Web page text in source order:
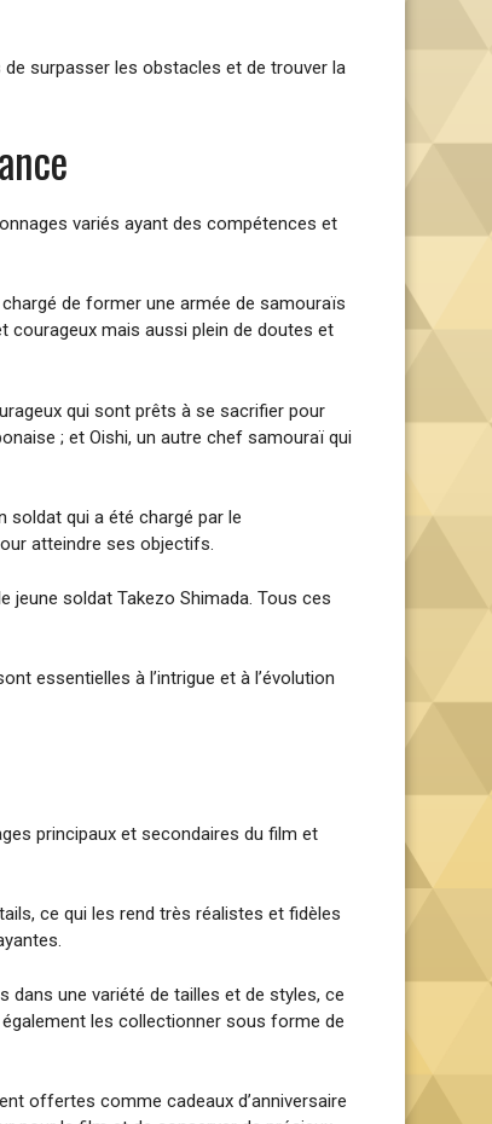
de surpasser les obstacles et de trouver la
variés ayant des compétences et
de former une armée de samouraïs
courageux mais aussi plein de doutes et
qui sont prêts à se sacrifier pour
; et Oishi, un autre chef samouraï qui
soldat qui a été chargé par le
atteindre ses objectifs.
jeune soldat Takezo Shimada. Tous ces
essentielles à l’intrigue et à l’évolution
principaux et secondaires du film et
ce qui les rend très réalistes et fidèles
une variété de tailles et de styles, ce
les collectionner sous forme de
offertes comme cadeaux d’anniversaire